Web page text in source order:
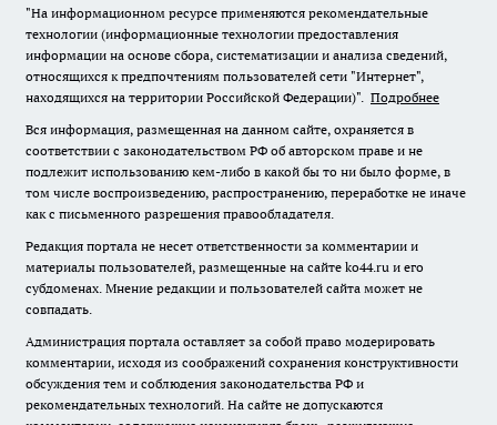
"На информационном ресурсе применяются рекомендательные
технологии (информационные технологии предоставления
информации на основе сбора, систематизации и анализа сведений,
относящихся к предпочтениям пользователей сети "Интернет",
находящихся на территории Российской Федерации)". Подробнее
Вся информация, размещенная на данном сайте, охраняется в
соответствии с законодательством РФ об авторском праве и не
подлежит использованию кем-либо в какой бы то ни было форме, в
том числе воспроизведению, распространению, переработке не иначе
как с письменного разрешения правообладателя.
Редакция портала не несет ответственности за комментарии и
материалы пользователей, размещенные на сайте ko44.ru и его
субдоменах. Мнение редакции и пользователей сайта может не
совпадать.
Администрация портала оставляет за собой право модерировать
комментарии, исходя из соображений сохранения конструктивности
обсуждения тем и соблюдения законодательства РФ и
рекомендательных технологий. На сайте не допускаются